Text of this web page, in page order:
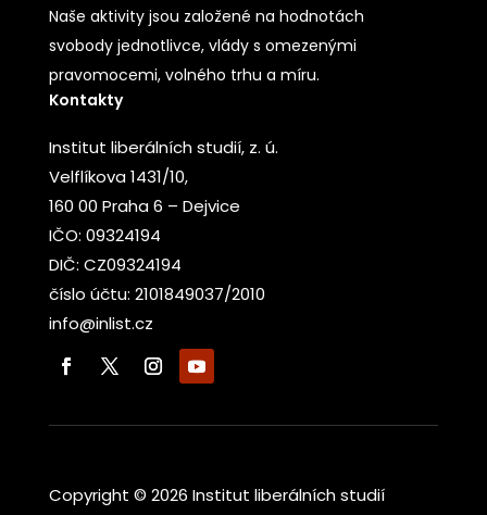
Naše aktivity jsou založené na hodnotách
svobody jednotlivce, vlády s omezenými
pravomocemi, volného trhu a míru.
Kontakty
Institut liberálních studií, z. ú.
Velflíkova 1431/10,
160 00 Praha 6 – Dejvice
IČO: 09324194
DIČ: CZ09324194
číslo účtu: 2101849037/2010
info@inlist.cz
Copyright © 2026 Institut liberálních studií